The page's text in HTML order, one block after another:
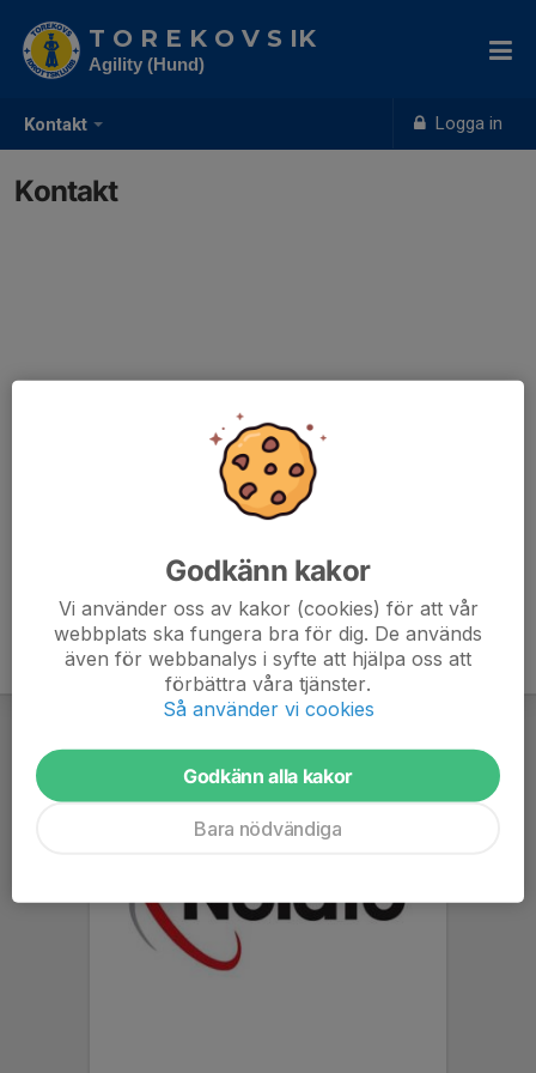
Kontakt Logga in
T O R E K O V S IK
Agility (Hund)
Kontakt
Godkänn kakor
Vi använder oss av kakor (cookies) för att vår
webbplats ska fungera bra för dig. De används
även för webbanalys i syfte att hjälpa oss att
förbättra våra tjänster.
Så använder vi cookies
Godkänn alla kakor
Bara nödvändiga